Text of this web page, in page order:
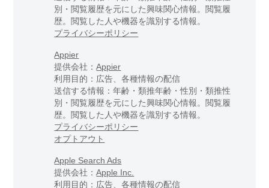
別・閲覧履歴を元にした興味関心情報。閲覧履
歴。閲覧した人や機器を識別する情報。
プライバシーポリシー
Appier
提供会社：Appier
利用目的：広告、各種情報の配信
送信する情報：年齢・類推年齢・性別・類推性
別・閲覧履歴を元にした興味関心情報。閲覧履
歴。閲覧した人や機器を識別する情報。
プライバシーポリシー
オプトアウト
Apple Search Ads
提供会社：Apple Inc.
利用目的：広告、各種情報の配信